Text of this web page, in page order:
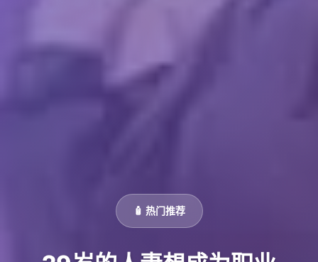
🧴 热门推荐